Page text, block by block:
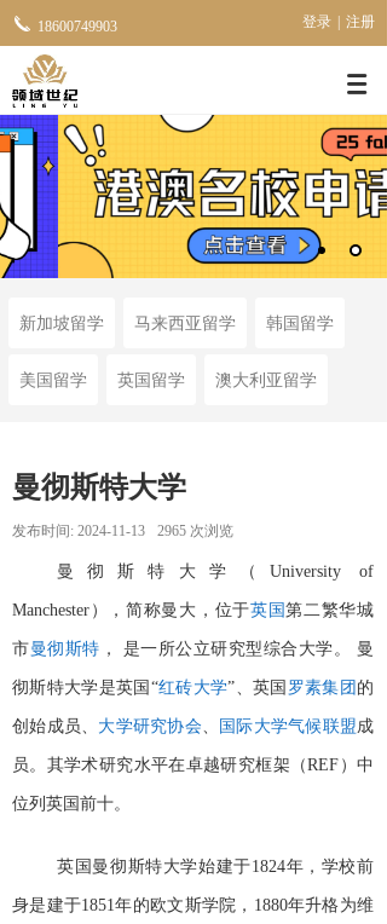
登录 注册
18600749903
新加坡留学 马来西亚留学 韩国留学
美国留学 英国留学 澳大利亚留学
曼彻斯特大学
发布时间: 2024-11-13 2965 次浏览
曼彻斯特大学（ University of
Manchester），简称曼大，位于英国第二繁华城
市曼彻斯特 ， 是一所公立研究型综合大学。 曼
彻斯特大学是英国 “红砖大学”、英国 罗素集团 的
创始成员、 大学研究协会、 国际大学气候联盟成
员。其学术研究水平在卓越研究框架（REF）中
位列英国前十。
英国曼彻斯特大学始建于1824年，学校前
身是建于1851年的欧文斯学院，1880年升格为维